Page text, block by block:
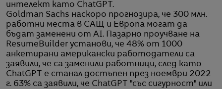
интелект като ChatGPT.
Goldman Sachs наскоро прогнозира, че 300 млн.
работни места в САЩ и Европа могат да
бъдат заменени от AI. Пазарно проучване на
ResumeBuilder установи, че 48% от 1000
анкетирани американски работодатели са
заявили, че са заменили работници, след като
ChatGPT е станал достъпен през ноември 2022
г. 63% са заявили, че ChatGPT "със сигурност" или